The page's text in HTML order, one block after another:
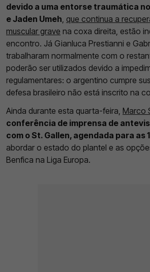
devido a uma entorse traumática
e Jaden Umeh que continua a
muscular grave na coxa direita, estão
encontro. Já Gianluca Prestianni e
trabalharam normalmente com o
poderão ser utilizados devido a
regulamentares: o argentino cumpre
defesa brasileiro não está inscrito na
Ainda durante esta quarta-feira, Marco
conferência de imprensa de
com o St. Gallen, agendada para as
abordar o estado do plantel e as
Benfica na Liga Europa.